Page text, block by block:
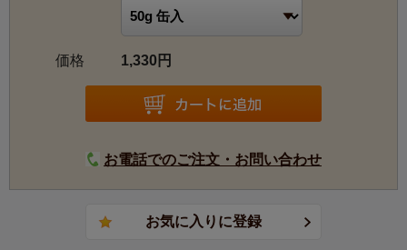
価格 1,330円
お電話でのご注文・お問い合わせ